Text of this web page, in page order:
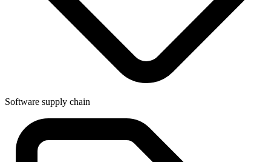
Software supply chain